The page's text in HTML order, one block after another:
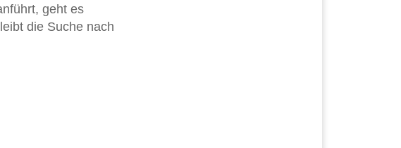
geht es
die Suche nach